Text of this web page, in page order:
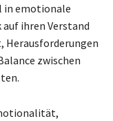
in emotionale
ihren Verstand
Herausforderungen
zwischen